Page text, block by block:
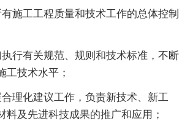
施工工程质量和技术工作的总体控制
行有关规范、规则和技术标准，不断
工技术水平；
理化建议工作，负责新技术、新工
料及先进科技成果的推广和应用；